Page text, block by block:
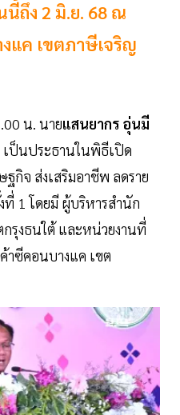
นี้ถึง 2 มิ.ย. 68 ณ
แค เขตภาษีเจริญ
น. นายแสนยากร อุ่นมี
ป็นประธานในพิธีเปิด
ฐกิจ ส่งเสริมอาชีพ ลดราย
ที่ 1 โดยมี ผู้บริหารสำนัก
รุงธนใต้ และหน่วยงานที่
าซีคอนบางแค เขต